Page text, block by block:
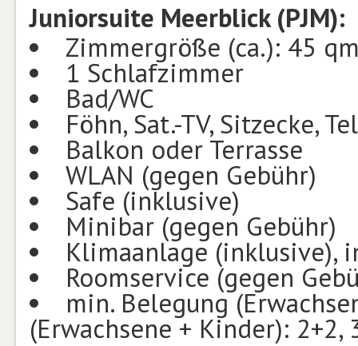
Juniorsuite Meerblick (PJM):
Zimmergröße (ca.): 45
1 Schlafzimmer
Bad/WC
Föhn, Sat.-TV, Sitzecke,
Balkon oder Terrasse
WLAN (gegen Gebühr)
Safe (inklusive)
Minibar (gegen Gebühr)
Klimaanlage (inklusive),
Roomservice (gegen
min. Belegung
(Erwachsene + Kinder): 2+2,